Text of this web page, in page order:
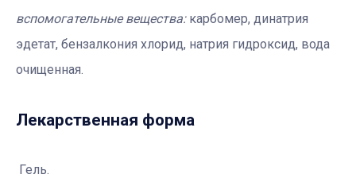
вспомогательные вещества:карбомер, динатрия
эдетат, бензалкония хлорид, натрия гидроксид, вода
очищенная.
Лекарственная форма
Гель.